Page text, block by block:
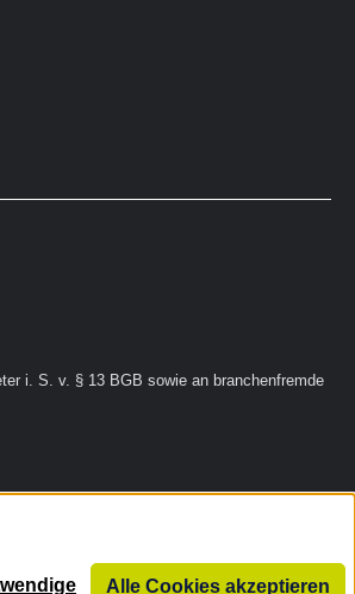
i. S. v. § 13 BGB sowie an branchenfremde
Alle Cookies akzeptieren